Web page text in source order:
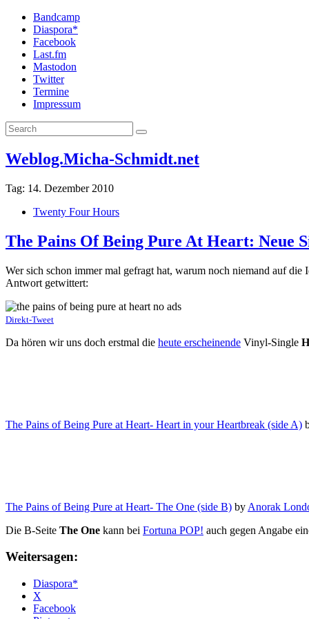
Bandcamp
Diaspora*
Facebook
Last.fm
Mastodon
Twitter
Termine
Impressum
Weblog.Micha-Schmidt.net
Tag: 14. Dezember 2010
Twenty Four Hours
The Pains Of Being Pure At Heart: Neue
Wer sich schon immer mal gefragt hat, warum noch niemand auf
Antwort getwittert:
Direkt-Tweet
Da hören wir uns doch erstmal die heute erscheinende Vinyl-Single
The Pains of Being Pure at Heart- Heart in your Heartbreak (side A)
The Pains of Being Pure at Heart- The One (side B) by Anorak
Die B-Seite The One kann bei Fortuna POP! auch gegen Angabe
Weitersagen:
Diaspora*
X
Facebook